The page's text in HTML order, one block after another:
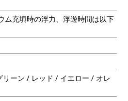
ム充填時の浮力、浮遊時間は以下
ーン / レッド / イエロー / オレ